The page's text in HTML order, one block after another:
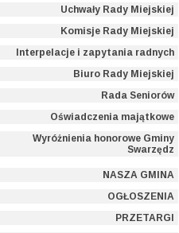
Uchwały Rady Miejskiej
Komisje Rady Miejskiej
Interpelacje i zapytania radnych
Biuro Rady Miejskiej
Rada Seniorów
Oświadczenia majątkowe
Wyróżnienia honorowe Gminy
Swarzędz
NASZA GMINA
OGŁOSZENIA
PRZETARGI